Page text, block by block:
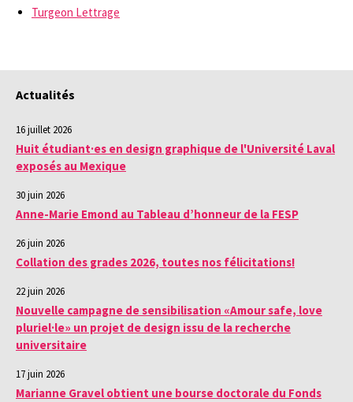
Turgeon Lettrage
Actualités
16 juillet 2026
Huit étudiant·es en design graphique de l'Université Laval
exposés au Mexique
30 juin 2026
Anne-Marie Emond au Tableau d’honneur de la FESP
26 juin 2026
Collation des grades 2026, toutes nos félicitations!
22 juin 2026
Nouvelle campagne de sensibilisation «Amour safe, love
pluriel·le» un projet de design issu de la recherche
universitaire
17 juin 2026
Marianne Gravel obtient une bourse doctorale du Fonds